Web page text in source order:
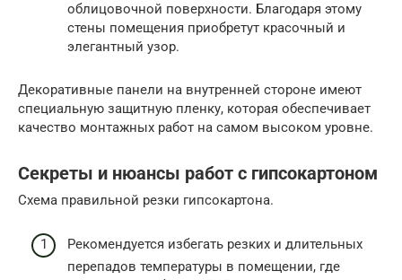
облицовочной поверхности. Благодаря этому
стены помещения приобретут красочный и
элегантный узор.
Декоративные панели на внутренней стороне имеют
специальную защитную пленку, которая обеспечивает
качество монтажных работ на самом высоком уровне.
Секреты и нюансы работ с гипсокартоном
Схема правильной резки гипсокартона.
Рекомендуется избегать резких и длительных
перепадов температуры в помещении, где